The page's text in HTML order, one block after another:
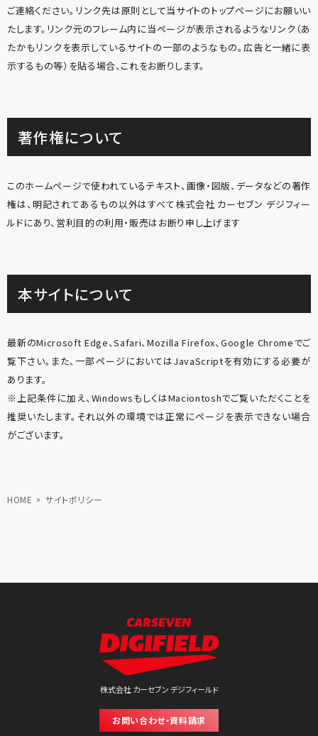
ご連絡ください。リンク先は原則として当サイトのトップページにお願いい
たします。リンク元のフレーム内に当ページが表示されるようなリンク（あ
たかもリンクを表示しているサイトの一部のようなもの。広告と一緒に表
示するもの等）を貼る場合、これをお断りします。
著作権について
このホームページで使われているテキスト、画像・図版、データなどの著作
権は、明記されてあるもの以外はすべて株式会社 カーセブン デジフィー
ルドにあり、営利目的の利用・販売はお断り申し上げます
本サイトについて
最新のMicrosoft Edge、Safari、Mozilla Firefox、Google Chromeでご
覧下さい。また、一部ページにおいてはJavaScriptを有効にする必要が
あります。
※上記条件に加え、WindowsもしくはMaciontoshでご覧いただくことを
推奨いたします。それ以外の環境では正常にページを表示できない場合
がございます。
HOME サイトポリシー
株式会社 カーセブン デジフィールド
お問い合わせ・資料請求